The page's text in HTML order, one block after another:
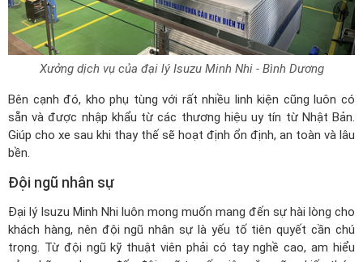
Xưởng dịch vụ của đại lý Isuzu Minh Nhi - Bình Dương
Bên cạnh đó, kho phụ tùng với rất nhiều linh kiện cũng luôn có
sẵn và được nhập khẩu từ các thương hiệu uy tín từ Nhật Bản.
Giúp cho xe sau khi thay thế sẽ hoạt định ổn định, an toàn và lâu
bền.
Đội ngũ nhân sự
Đại lý Isuzu Minh Nhi luôn mong muốn mang đến sự hài lòng cho
khách hàng, nên đội ngũ nhân sự là yếu tố tiên quyết cần chú
trọng. Từ đội ngũ kỹ thuật viên phải có tay nghề cao, am hiểu